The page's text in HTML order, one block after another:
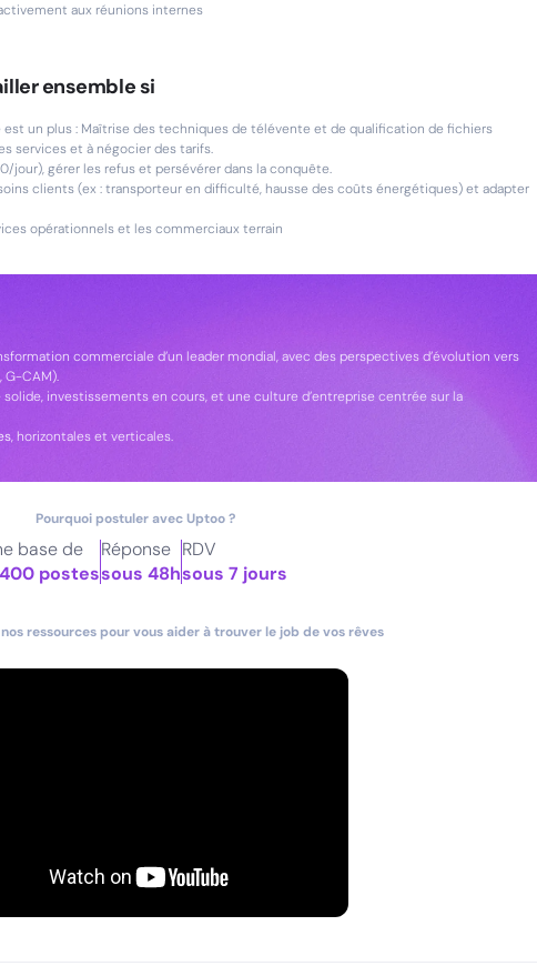
aux réunions internes
ensemble si
un plus : Maîtrise des techniques de télévente et de qualification de fichiers
services et à négocier des tarifs.
jour), gérer les refus et persévérer dans la conquête.
clients (ex : transporteur en difficulté, hausse des coûts énergétiques) et adapter
opérationnels et les commerciaux terrain
commerciale d’un leader mondial, avec des perspectives d’évolution vers
G-CAM).
solide, investissements en cours, et une culture d’entreprise centrée sur la
, horizontales et verticales.
Pourquoi postuler avec Uptoo ?
base de
postes
Réponse
sous 48h
RDV
sous 7 jours
ressources pour vous aider à trouver le job de vos rêves